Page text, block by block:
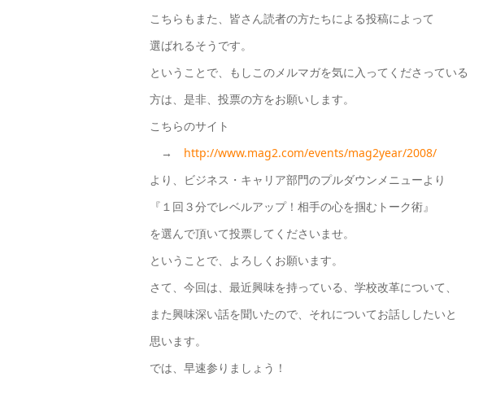
こちらもまた、皆さん読者の方たちによる投稿によって
選ばれるそうです。
ということで、もしこのメルマガを気に入ってくださっている
方は、是非、投票の方をお願いします。
こちらのサイト
→ http://www.mag2.com/events/mag2year/2008/
より、ビジネス・キャリア部門のプルダウンメニューより
『１回３分でレベルアップ！相手の心を掴むトーク術』
を選んで頂いて投票してくださいませ。
ということで、よろしくお願います。
さて、今回は、最近興味を持っている、学校改革について、
また興味深い話を聞いたので、それについてお話ししたいと
思います。
では、早速参りましょう！